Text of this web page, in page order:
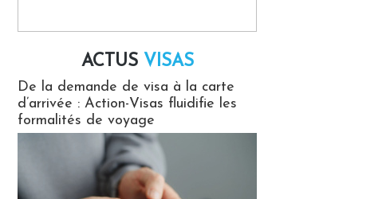
ACTUS VISAS
De la demande de visa à la carte
d’arrivée : Action-Visas fluidifie les
formalités de voyage